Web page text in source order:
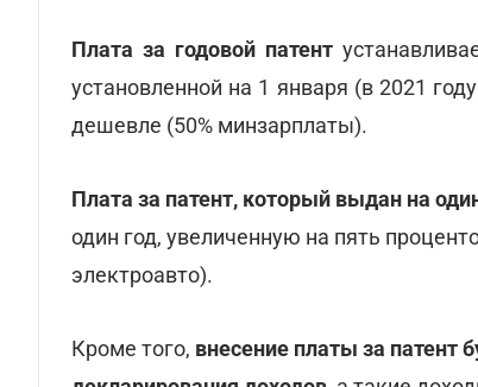
Плата за годовой патент
установленной на 1 января (в 2021
дешевле (50% минзарплаты).
Плата за патент, который выдан на
один год, увеличенную на пять
электроавто).
Кроме того, внесение платы за патент